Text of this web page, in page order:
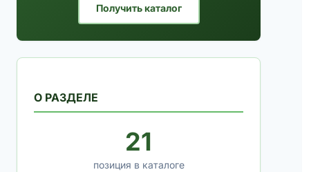
Получить каталог
О РАЗДЕЛЕ
21
позиция в каталоге